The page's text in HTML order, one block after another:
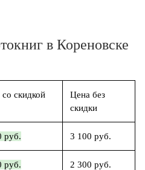
в Кореновске
скидкой
Цена без
скидки
руб. 3 100 руб.
руб. 2 300 руб.